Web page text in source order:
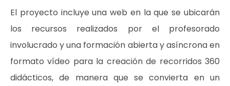
El proyecto incluye una web en la que se ubicarán
los recursos realizados por el profesorado
involucrado y una formación abierta y asíncrona en
formato vídeo para la creación de recorridos 360
didácticos, de manera que se convierta en un